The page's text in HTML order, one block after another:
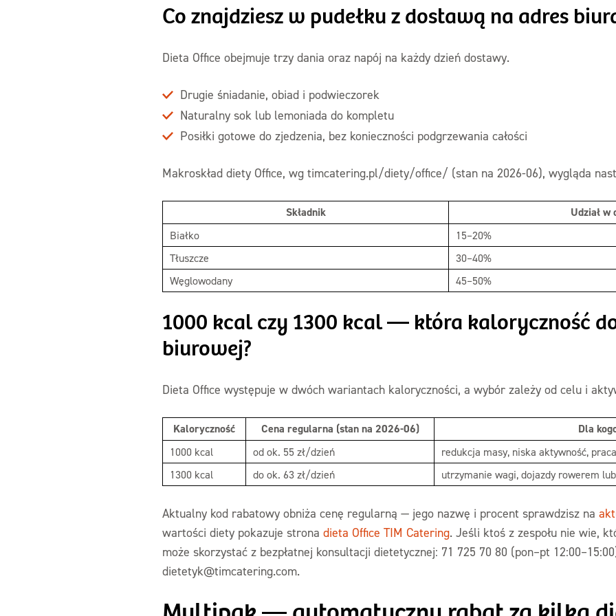
Co znajdziesz w pudełku z dostawą na adres
Dieta Office obejmuje trzy dania oraz napój na każdy dzień dostawy.
Drugie śniadanie, obiad i podwieczorek
Naturalny sok lub lemoniada do kompletu
Posiłki gotowe do zjedzenia, bez konieczności podgrzewania całości
Makroskład diety Office, wg timcatering.pl/diety/office/ (stan na 2026-06), wygląda
Składnik Udział w
Białko
15–20%
Tłuszcze
30–40%
Węglowodany
45–50%
1000 kcal czy 1300 kcal — która kaloryczność
biurowej?
Dieta Office występuje w dwóch wariantach kaloryczności, a wybór zależy od celu i
Kaloryczność Cena regularna (stan na 2026-06) Dla
1000 kcal od ok. 55 zł/dzień
redukcja masy, niska aktywność,
1300 kcal
do ok. 63 zł/dzień utrzymanie wagi, dojazdy rowerem
Aktualny kod rabatowy obniża cenę regularną — jego nazwę i procent sprawdzisz na
wartości diety pokazuje strona dieta Office TIM Catering. Jeśli ktoś z zespołu nie wie,
może skorzystać z bezpłatnej konsultacji dietetycznej: 71 725 70 80 (pon–pt
dietetyk@timcatering.com.